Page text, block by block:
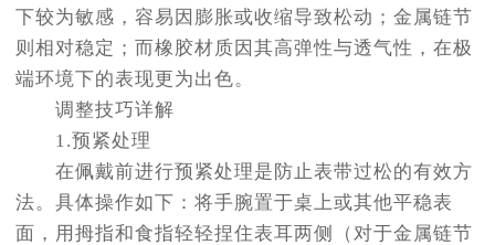
苏州市苏州工业园区星港街199号苏州中心办公楼C座22层08室（需提前预约）
武汉市江汉区解放大道686号世界贸易大厦38层09室（需提前预约）
南宁市青秀区金湖路59号地王大厦12楼1224室（需提前预约）
青岛市南区山东路6号华润大厦B座22层04室（需提前预约）
烟台市芝罘区胜利路139号万达金融中心A座907室（需提前预约）
长春市朝阳区西安大路727号中银大厦A座(旺进大厦)18层09室（需提前预约）
下较为敏感，容易因膨胀或收缩导致松动；金属链节
则相对稳定；而橡胶材质因其高弹性与透气性，在极
端环境下的表现更为出色。
调整技巧详解
1.预紧处理
在佩戴前进行预紧处理是防止表带过松的有效方
法。具体操作如下：将手腕置于桌上或其他平稳表
面，用拇指和食指轻轻捏住表耳两侧（对于金属链节